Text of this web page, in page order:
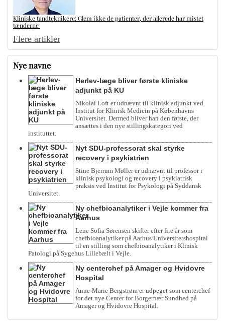
Kliniske tandteknikere: Glem ikke de patienter, der allerede har mistet
tænderne
Flere artikler
Nye navne
Herlev-læge bliver første kliniske
adjunkt på KU
Nikolai Loft er udnævnt til klinisk adjunkt ved
Institut for Klinisk Medicin på Københavns
Universitet. Dermed bliver han den første, der
ansættes i den nye stillingskategori ved
instituttet.
Nyt SDU-professorat skal styrke
recovery i psykiatrien
Stine Bjerrum Møller er udnævnt til professor i
klinisk psykologi og recovery i psykiatrisk
praksis ved Institut for Psykologi på Syddansk
Universitet.
Ny chefbioanalytiker i Vejle kommer fra
Aarhus
Lene Sofia Sørensen skifter efter fire år som
chefbioanalytiker på Aarhus Universitetshospital
til en stilling som chefbioanalytiker i Klinisk
Patologi på Sygehus Lillebælt i Vejle.
Ny centerchef på Amager og Hvidovre
Hospital
Anne-Marie Bergstrøm er udpeget som centerchef
for det nye Center for Borgernær Sundhed på
Amager og Hvidovre Hospital.